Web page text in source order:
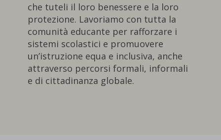
PARTECIPA
Contatti
Ufficio Stampa
Centro studi
nostra cookies policy.
Cookie strettamente necessari
Cookie di Analisi
Cookie di marketing
che tuteli il loro benessere e la loro
protezione. Lavoriamo con tutta la
comunità educante per rafforzare i
sistemi scolastici e promuovere
un’istruzione equa e inclusiva, anche
attraverso percorsi formali, informali
e di cittadinanza globale.